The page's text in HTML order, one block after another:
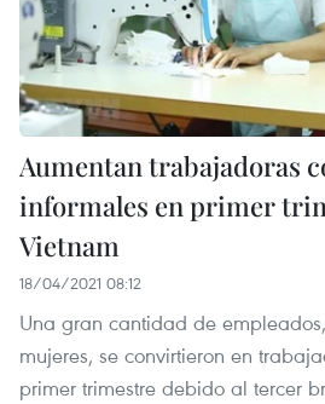
Aumentan trabajadoras
informales en primer
Vietnam
18/04/2021 08:12
Una gran cantidad de
mujeres, se convirtieron en
primer trimestre debido al tercer